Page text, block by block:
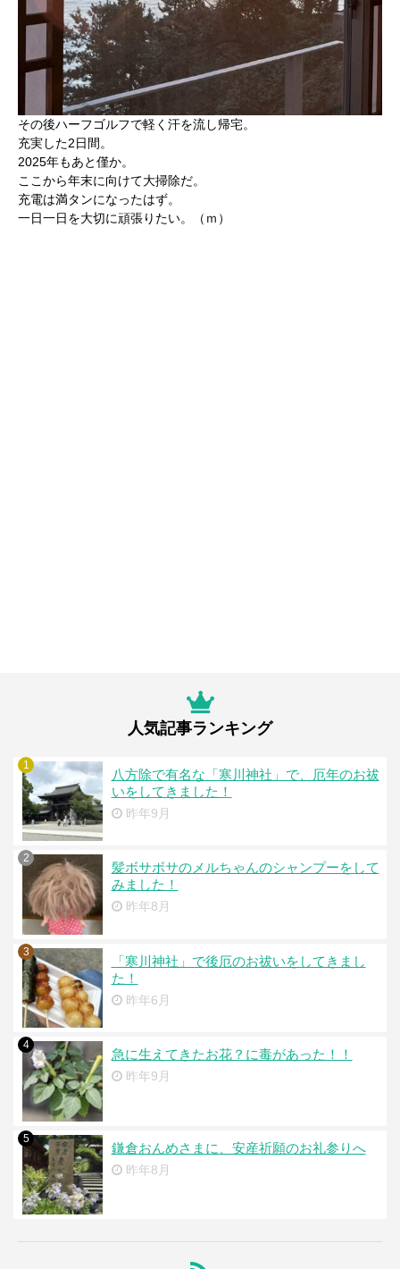
その後ハーフゴルフで軽く汗を流し帰宅。
充実した2日間。
2025年もあと僅か。
ここから年末に向けて大掃除だ。
充電は満タンになったはず。
一日一日を大切に頑張りたい。（ｍ）
人気記事ランキング
1
八方除で有名な「寒川神社」で、厄年のお祓
いをしてきました！
昨年9月
2
髪ボサボサのメルちゃんのシャンプーをして
みました！
昨年8月
3
「寒川神社」で後厄のお祓いをしてきまし
た！
昨年6月
4
急に生えてきたお花？に毒があった！！
昨年9月
5
鎌倉おんめさまに、安産祈願のお礼参りへ
昨年8月